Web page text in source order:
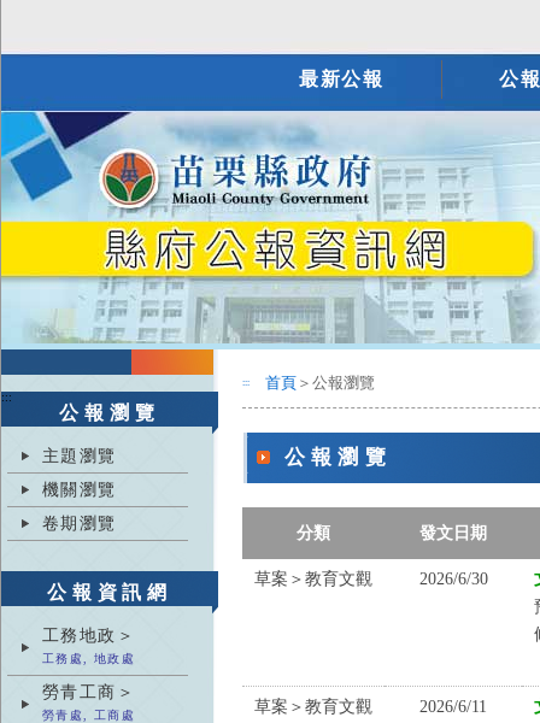
最新公報 公
:::
公報瀏覽
主題瀏覽
機關瀏覽
卷期瀏覽
公報資訊網
工務地政＞
工務處, 地政處
勞青工商＞
勞青處, 工商處
::: 首頁 ＞公報瀏覽
公報瀏覽
分類 發文日期
草案＞教育文觀 2026/6/30
草案＞教育文觀 2026/6/11